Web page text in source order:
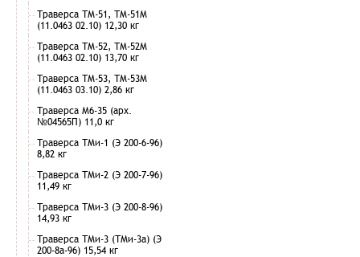
Траверса ТМ-51, ТМ-51М
(11.0463 02.10) 12,30 кг
Траверса ТМ-52, ТМ-52М
(11.0463 02.10) 13,70 кг
Траверса ТМ-53, ТМ-53М
(11.0463 03.10) 2,86 кг
Траверса М6-35 (арх.
№04565П) 11,0 кг
Траверса ТМи-1 (Э 200-6-96)
8,82 кг
Траверса ТМи-2 (Э 200-7-96)
11,49 кг
Траверса ТМи-3 (Э 200-8-96)
14,93 кг
Траверса ТМи-3 (ТМи-3а) (Э
200-8а-96) 15,54 кг